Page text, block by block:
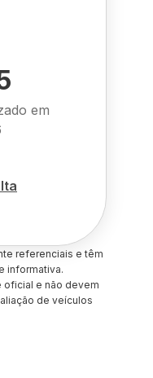
em
referenciais e têm
informativa.
oficial e não devem
de veículos